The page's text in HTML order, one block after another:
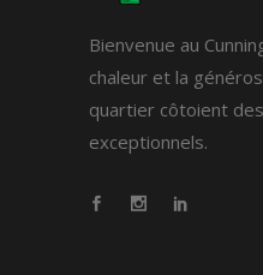
Bienvenue au
chaleur et la
quartier côtoient
exceptionnels.